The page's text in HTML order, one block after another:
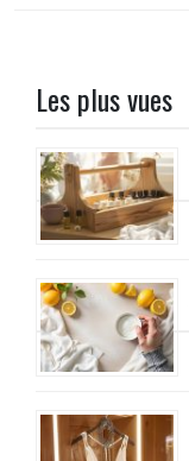
Les plus vues